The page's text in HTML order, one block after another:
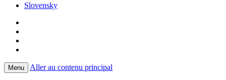
Slovensky
Menu Aller au contenu principal